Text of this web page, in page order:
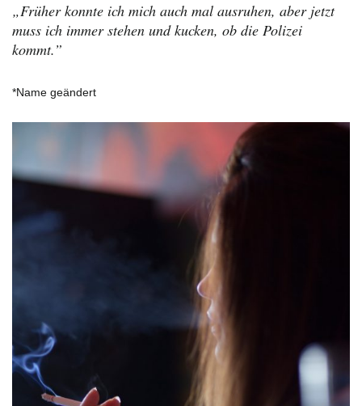
„Früher konnte ich mich auch mal ausruhen, aber jetzt
muss ich immer stehen und kucken, ob die Polizei
kommt.”
*Name geändert